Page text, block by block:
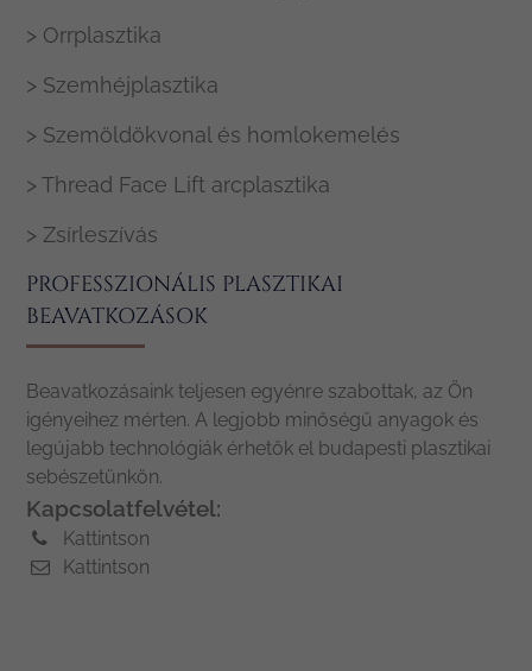
> Orrplasztika
> Szemhéjplasztika
> Szemöldökvonal és homlokemelés
> Thread Face Lift arcplasztika
> Zsírleszívás
PROFESSZIONÁLIS PLASZTIKAI
BEAVATKOZÁSOK
Beavatkozásaink teljesen egyénre szabottak, az Ön
igényeihez mérten. A legjobb minőségű anyagok és
legújabb technológiák érhetők el budapesti plasztikai
sebészetünkön.
Kapcsolatfelvétel:
Kattintson
Kattintson